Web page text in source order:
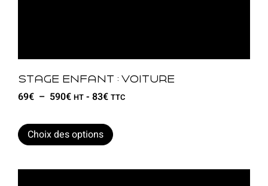
Stage enfant : voiture
69€ – 590€ HT - 83€ TTC
Choix des options